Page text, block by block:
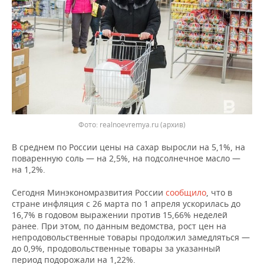
ХОККЕЙ С МЯЧОМ
ПРОИСШЕСТВИЯ
Фото: realnoevremya.ru (архив)
В среднем по России цены на сахар выросли на 5,1%, на
поваренную соль — на 2,5%, на подсолнечное масло —
на 1,2%.
Сегодня Минэкономразвития России сообщило, что в
стране инфляция с 26 марта по 1 апреля ускорилась до
16,7% в годовом выражении против 15,66% неделей
ранее. При этом, по данным ведомства, рост цен на
непродовольственные товары продолжил замедляться —
до 0,9%, продовольственные товары за указанный
период подорожали на 1,22%.